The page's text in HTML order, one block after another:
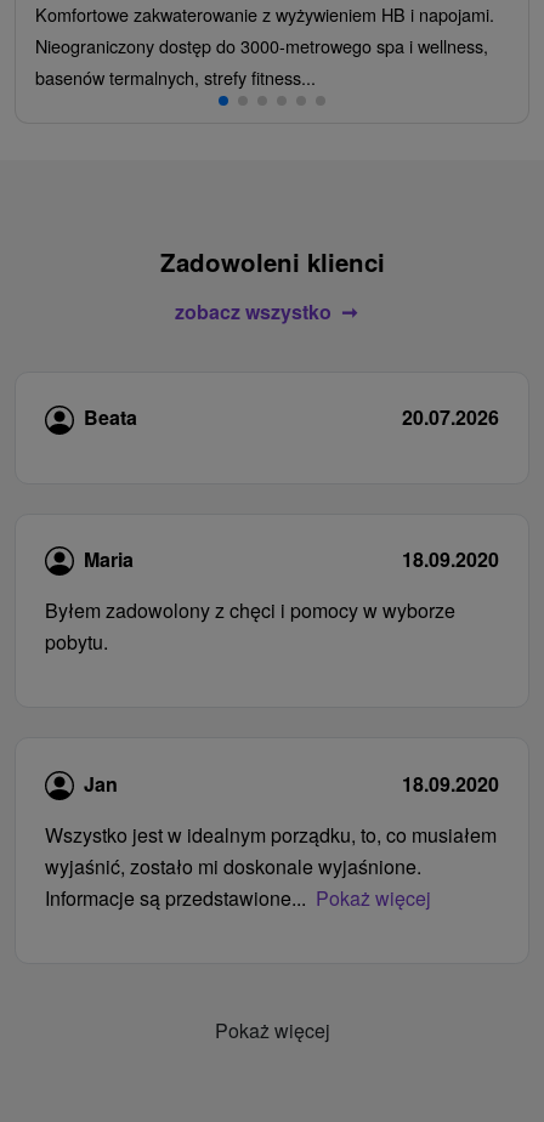
Komfortowe zakwaterowanie z wyżywieniem HB i napojami.
Nieograniczony dostęp do 3000-metrowego spa i wellness,
basenów termalnych, strefy fitness...
Zadowoleni klienci
zobacz wszystko
Beata 20.07.2026
Maria
18.09.2020
Byłem zadowolony z chęci i pomocy w wyborze
pobytu.
Jan
18.09.2020
Wszystko jest w idealnym porządku, to, co musiałem
wyjaśnić, zostało mi doskonale wyjaśnione.
Informacje są przedstawione... Pokaż więcej
Pokaż więcej